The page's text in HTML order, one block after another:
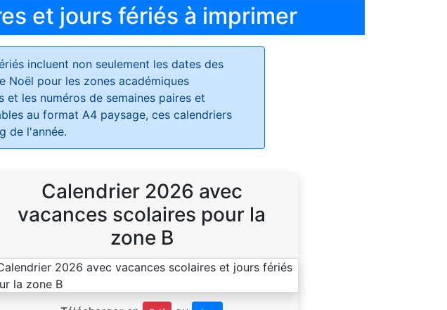
et jours fériés à imprimer
incluent non seulement les dates des
Noël pour les zones académiques
les numéros de semaines paires et
au format A4 paysage, ces calendriers
de l'année.
Calendrier 2026 avec
vacances scolaires pour la
zone B